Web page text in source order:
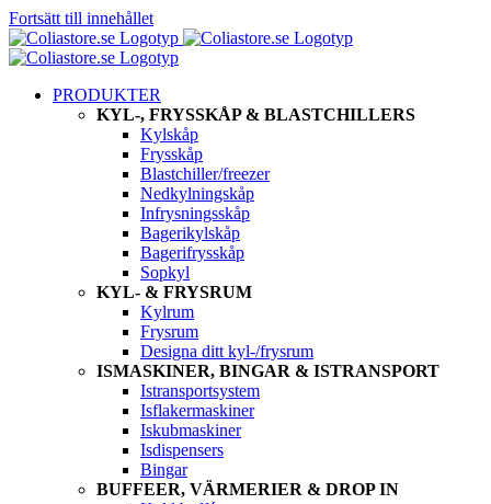
Fortsätt till innehållet
PRODUKTER
KYL-, FRYSSKÅP & BLASTCHILLERS
Kylskåp
Frysskåp
Blastchiller/freezer
Nedkylningskåp
Infrysningsskåp
Bagerikylskåp
Bagerifrysskåp
Sopkyl
KYL- & FRYSRUM
Kylrum
Frysrum
Designa ditt kyl-/frysrum
ISMASKINER, BINGAR & ISTRANSPORT
Istransportsystem
Isflakermaskiner
Iskubmaskiner
Isdispensers
Bingar
BUFFEER, VÄRMERIER & DROP IN